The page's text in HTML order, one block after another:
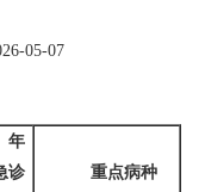
05-07
年
诊
重点病种